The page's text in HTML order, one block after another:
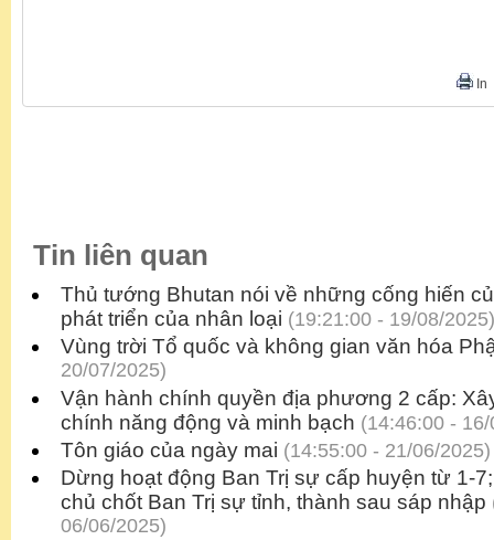
In
Tin liên quan
Thủ tướng Bhutan nói về những cống hiến
phát triển của nhân loại (19:21:00 - 19/08/2025)
Vùng trời Tổ quốc và không gian văn hóa
20/07/2025)
Vận hành chính quyền địa phương 2 cấp:
chính năng động và minh bạch (14:46:00 -
Tôn giáo của ngày mai (14:55:00 - 21/06/2025)
Dừng hoạt động Ban Trị sự cấp huyện từ 1-
chủ chốt Ban Trị sự tỉnh, thành sau sáp nhập
06/06/2025)